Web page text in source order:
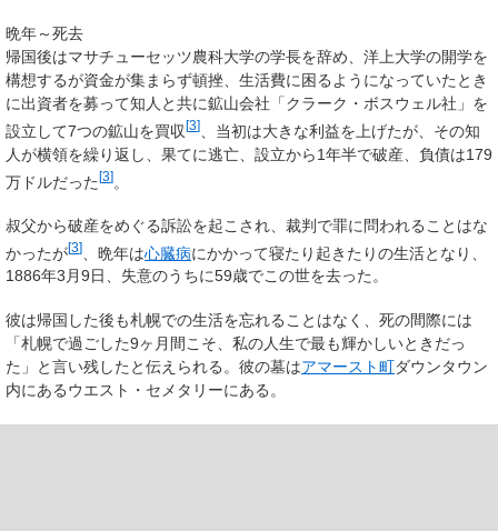
晩年～死去
帰国後はマサチューセッツ農科大学の学長を辞め、洋上大学の開学を
構想するが資金が集まらず頓挫、生活費に困るようになっていたとき
に出資者を募って知人と共に鉱山会社「クラーク・ボスウェル社」を
設立して7つの鉱山を買収[3]
、当初は大きな利益を上げたが、その知
人が横領を繰り返し、果てに逃亡、設立から1年半で破産、負債は179
万ドルだった[3]。
叔父から破産をめぐる訴訟を起こされ、裁判で罪に問われることはな
かったが[3] 、晩年は心臓病にかかって寝たり起きたりの生活となり、
1886年3月9日、失意のうちに59歳でこの世を去った。
彼は帰国した後も札幌での生活を忘れることはなく、死の間際には
「札幌で過ごした9ヶ月間こそ、私の人生で最も輝かしいときだっ
た」と言い残したと伝えられる。彼の墓はアマースト町ダウンタウン
内にあるウエスト・セメタリーにある。